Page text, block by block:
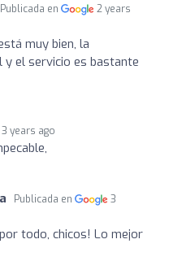
Publicada en
2 years
muy bien, la
el servicio es bastante
3 years ago
Publicada en
3
todo, chicos! Lo mejor